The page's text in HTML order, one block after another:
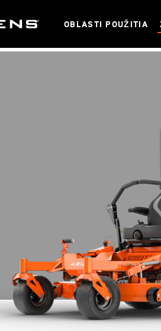
OBLASTI POUŽITIA